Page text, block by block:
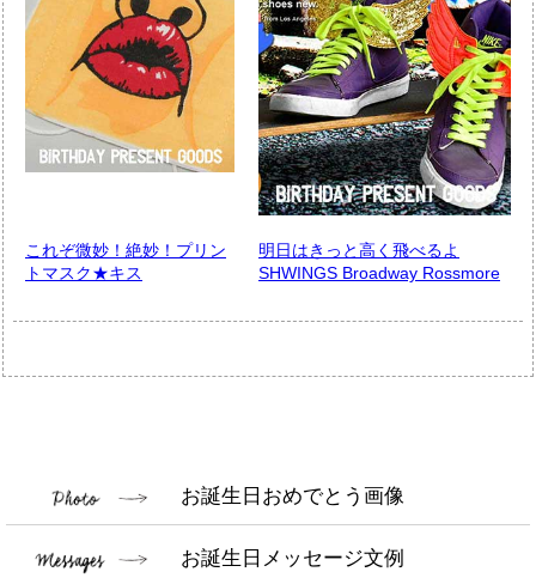
これぞ微妙！絶妙！プリン
トマスク★キス
明日はきっと高く飛べるよ
SHWINGS Broadway Rossmore
お誕生日おめでとう画像
お誕生日メッセージ文例